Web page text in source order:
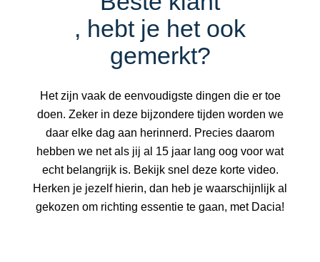
, hebt je het ook
gemerkt?
Het zijn vaak de eenvoudigste dingen die er toe
doen. Zeker in deze bijzondere tijden worden we
daar elke dag aan herinnerd. Precies daarom
hebben we net als jij al 15 jaar lang oog voor wat
echt belangrijk is. Bekijk snel deze korte video.
Herken je jezelf hierin, dan heb je waarschijnlijk al
gekozen om richting essentie te gaan, met Dacia!